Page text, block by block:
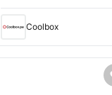
Coolbox